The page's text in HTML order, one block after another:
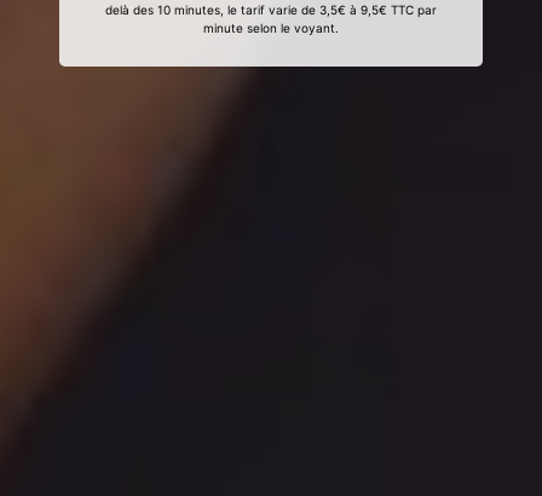
delà des 10 minutes, le tarif varie de 3,5€ à 9,5€ TTC par
minute selon le voyant.